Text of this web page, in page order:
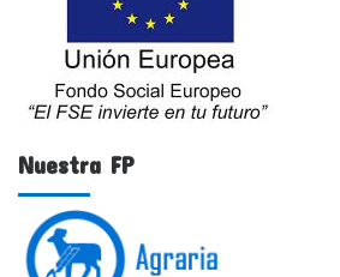
Nuestra FP